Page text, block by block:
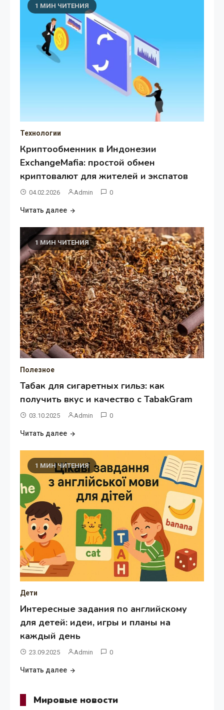
1 МИН ЧИТЕНИЯ
Технологии
Криптообменник в Индонезии
ExchangeMafia: простой обмен
криптовалют для жителей и экспатов
04.02.2026 Admin 0
Читать далее
1 МИН ЧИТЕНИЯ
Полезное
Табак для сигаретных гильз: как
получить вкус и качество с TabakGram
03.10.2025 Admin 0
Читать далее
1 МИН ЧИТЕНИЯ
Дети
Интересные задания по английскому
для детей: идеи, игры и планы на
каждый день
23.09.2025 Admin 0
Читать далее
Мировые новости